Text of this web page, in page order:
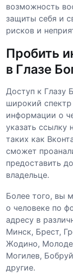
возможность
защиты себя и
рисков и
Пробить
в Глазе
Доступ к Глазу
широкий
информации о
указать ссылку
таких как
сможет
предоставить
владельце.
Более того, вы
о человеке по
адресу в
Минск, Брест,
Жодино,
Могилев,
другие.